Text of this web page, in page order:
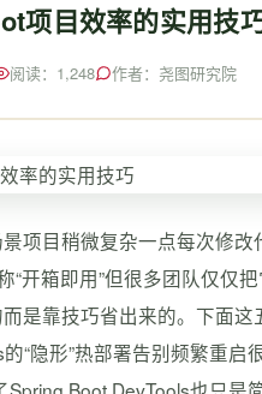
项目效率的实用技
阅读：1,248 作者：尧图研究院
项目稍微复杂一点每次修
“开箱即用”但很多团队仅
是靠技巧省出来的。下面
“隐形”热部署告别频繁重